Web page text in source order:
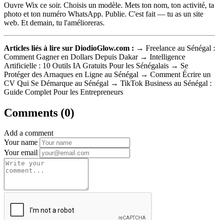
Ouvre Wix ce soir. Choisis un modèle. Mets ton nom, ton activité, ta
photo et ton numéro WhatsApp. Publie. C'est fait — tu as un site
web. Et demain, tu l'amélioreras.
Articles liés à lire sur DiodioGlow.com : → Freelance au Sénégal :
Comment Gagner en Dollars Depuis Dakar → Intelligence
Artificielle : 10 Outils IA Gratuits Pour les Sénégalais → Se
Protéger des Arnaques en Ligne au Sénégal → Comment Écrire un
CV Qui Se Démarque au Sénégal → TikTok Business au Sénégal :
Guide Complet Pour les Entrepreneurs
Comments (0)
Add a comment
Your name
Your email